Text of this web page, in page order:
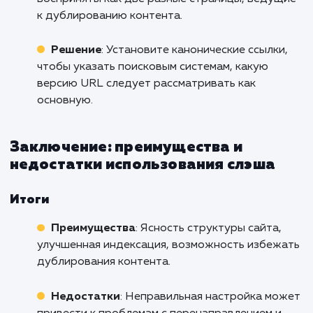
Неправильная настройка
вызвать перенаправления
дублирование, что замедлит
сайта.
Частые ошибки и как их избежать
Перенаправления и циклы
Проблема: Неправильная настройка
или даже циклу, замедляющему загрузку